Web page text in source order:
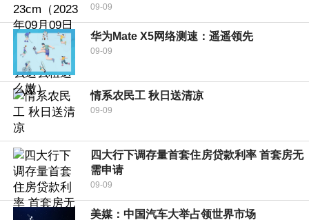
09-09
华为Mate X5网络测速：遥遥领先
09-09
情系农民工 秋日送清凉
09-09
四大行下调存量首套住房贷款利率 首套房无
需申请
09-09
美媒：中国汽车大举占领世界市场